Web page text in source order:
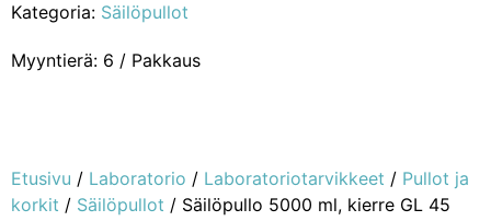
Kategoria: Säilöpullot
Myyntierä: 6 / Pakkaus
Etusivu / Laboratorio / Laboratoriotarvikkeet / Pullot ja
korkit / Säilöpullot / Säilöpullo 5000 ml, kierre GL 45